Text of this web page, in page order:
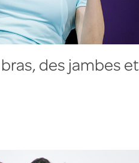
des jambes et